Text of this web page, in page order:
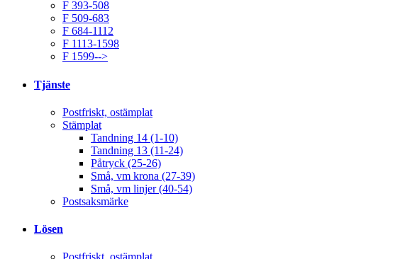
F 393-508
F 509-683
F 684-1112
F 1113-1598
F 1599-->
Tjänste
Postfriskt, ostämplat
Stämplat
Tandning 14 (1-10)
Tandning 13 (11-24)
Påtryck (25-26)
Små, vm krona (27-39)
Små, vm linjer (40-54)
Postsaksmärke
Lösen